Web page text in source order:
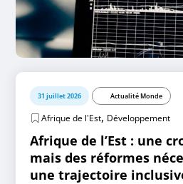
31 juillet 2026 Actualité Monde
Afrique de l'Est, Développement
Afrique de l’Est : une
mais des réformes
une trajectoire